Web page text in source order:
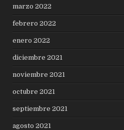
marzo 2022
febrero 2022
enero 2022
diciembre 2021
noviembre 2021
octubre 2021
septiembre 2021
agosto 2021